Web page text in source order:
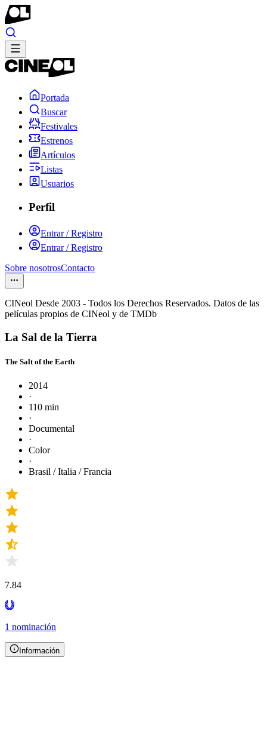
Portada
Buscar
Festivales
Estrenos
Artículos
Listas
Usuarios
Perfil
Entrar / Registro
Entrar / Registro
Sobre nosotrosContacto
CINeol Desde 2003 - Todos los Derechos Reservados. Datos de las
películas propios de CINeol y de TMDb
La Sal de la Tierra
The Salt of the Earth
2014
·
110 min
·
Documental
·
Color
·
Brasil / Italia / Francia
7.84
1 nominación
Información